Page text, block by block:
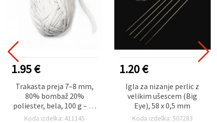
1.95 €
Trakasta preja 7–8 mm,
80% bombaž 20%
poliester, bela, 100 g – 50
m
Koda izdelka: 411145
1.20 €
Igla za nizanje perlic z
velikim ušescem (Big
Eye), 58 x 0,5 mm
Koda izdelka: 507283